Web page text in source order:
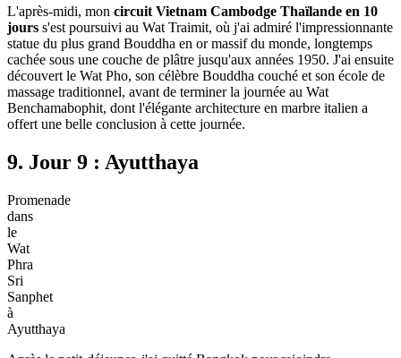
L'après-midi, mon circuit Vietnam Cambodge Thaïlande en 10
jours s'est poursuivi au Wat Traimit, où j'ai admiré l'impressionnante
statue du plus grand Bouddha en or massif du monde, longtemps
cachée sous une couche de plâtre jusqu'aux années 1950. J'ai ensuite
découvert le Wat Pho, son célèbre Bouddha couché et son école de
massage traditionnel, avant de terminer la journée au Wat
Benchamabophit, dont l'élégante architecture en marbre italien a
offert une belle conclusion à cette journée.
9. Jour 9 : Ayutthaya
Promenade
dans
le
Wat
Phra
Sri
Sanphet
à
Ayutthaya